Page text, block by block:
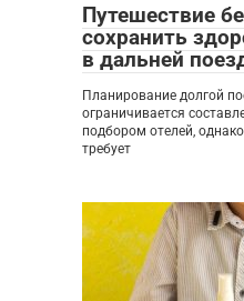
Путешествие
сохранить
в дальней
Планирование долгой
ограничивается
подбором отелей,
требует